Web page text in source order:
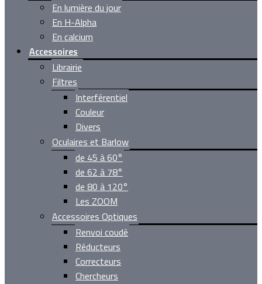
En lumière du jour
En H-Alpha
En calcium
Accessoires
Librairie
Filtres
Interférentiel
Couleur
Divers
Oculaires et Barlow
de 45 à 60°
de 62 à 78°
de 80 à 120°
Les ZOOM
Accessoires Optiques
Renvoi coudé
Réducteurs
Correcteurs
Chercheurs